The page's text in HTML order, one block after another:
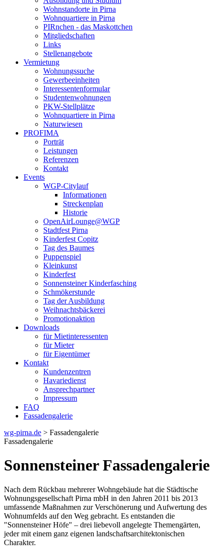
Wohnstandorte in Pirna
Wohnquartiere in Pirna
PIRnchen - das Maskottchen
Mitgliedschaften
Links
Stellenangebote
Vermietung
Wohnungssuche
Gewerbeeinheiten
Interessentenformular
Studentenwohnungen
PKW-Stellplätze
Wohnquartiere in Pirna
Naturwiesen
PROFIMA
Porträt
Leistungen
Referenzen
Kontakt
Events
WGP-Citylauf
Informationen
Streckenplan
Historie
OpenAirLounge@WGP
Stadtfest Pirna
Kinderfest Copitz
Tag des Baumes
Puppenspiel
Kleinkunst
Kinderfest
Sonnensteiner Kinderfasching
Schmökerstunde
Tag der Ausbildung
Weihnachtsbäckerei
Promotionaktion
Downloads
für Mietinteressenten
für Mieter
für Eigentümer
Kontakt
Kundenzentren
Havariedienst
Ansprechpartner
Impressum
FAQ
Fassadengalerie
wg-pirna.de > Fassadengalerie
Fassadengalerie
Sonnensteiner Fassadengalerie
Nach dem Rückbau mehrerer Wohngebäude hat die Städtische
Wohnungsgesellschaft Pirna mbH in den Jahren 2011 bis 2013
umfassende Maßnahmen zur Verschönerung und Aufwertung des
Wohnumfelds auf den Weg gebracht. Es entstanden die
"Sonnensteiner Höfe" – drei liebevoll angelegte Themengärten,
jeder mit einem ganz eigenen landschaftsarchitektonischen
Charakter.